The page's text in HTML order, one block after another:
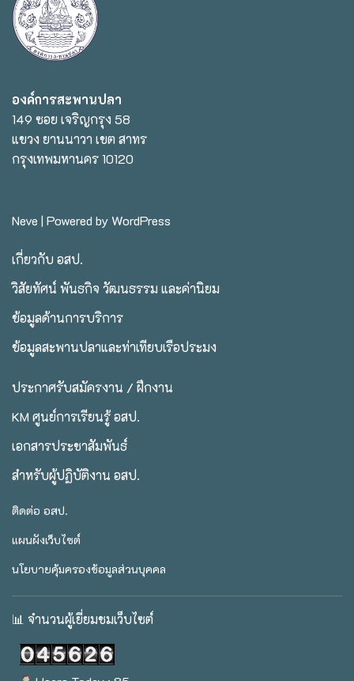
องค์การสะพานปลา
149 ซอย เจริญกรุง 58
แขวง ยานนาวา เขต สาทร
กรุงเทพมหานคร 10120
Neve | Powered byWordPress
เกี่ยวกับ อสป.
วิสัยทัศน์ พันธกิจ วัฒนธรรม และค่านิยม
ข้อมูลด้านการบริการ
ข้อมูลสะพานปลาและท่าเทียบเรือประมง
ประกาศรับสมัครงาน / ฝึกงาน
KM ศูนย์การเรียนรู้ อสป.
เอกสารประชาสัมพันธ์
สำหรับผู้ปฏิบัติงาน อสป.
ติดต่อ อสป.
แผนผังเว็บไซต์
นโยบายคุ้มครองข้อมูลส่วนบุคคล
📊 จำนวนผู้เยี่ยมชมเว็บไซต์